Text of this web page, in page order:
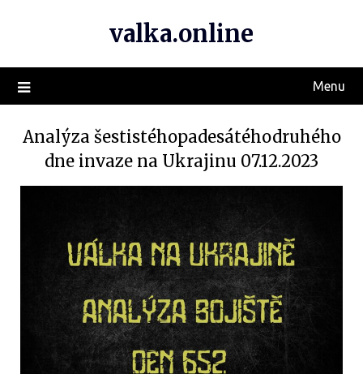
valka.online
Menu
Analýza šestistéhopadesátéhodruhého
dne invaze na Ukrajinu 07.12.2023